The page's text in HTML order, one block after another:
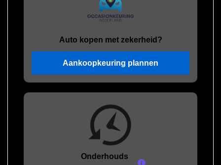
Auto kopen met zekerheid?
Aankoopkeuring plannen
Onderhouds